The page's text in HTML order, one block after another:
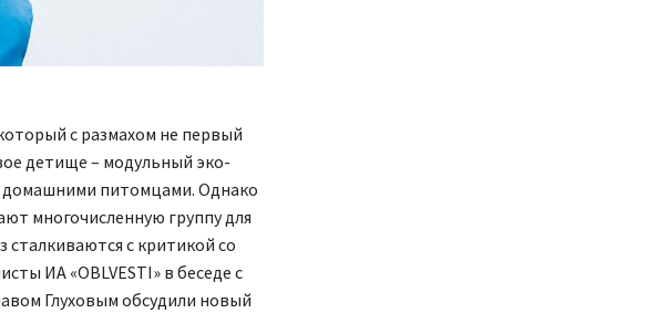
с размахом не первый
детище – модульный эко-
домашними питомцами. Однако
многочисленную группу для
сталкиваются с критикой со
ИА «OBLVESTI» в беседе с
Глуховым обсудили новый